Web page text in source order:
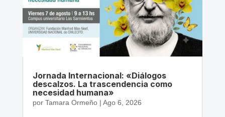
Jornada Internacional: «Diálogos
descalzos. La trascendencia como
necesidad humana»
por Tamara Ormeño| Ago 6, 2026